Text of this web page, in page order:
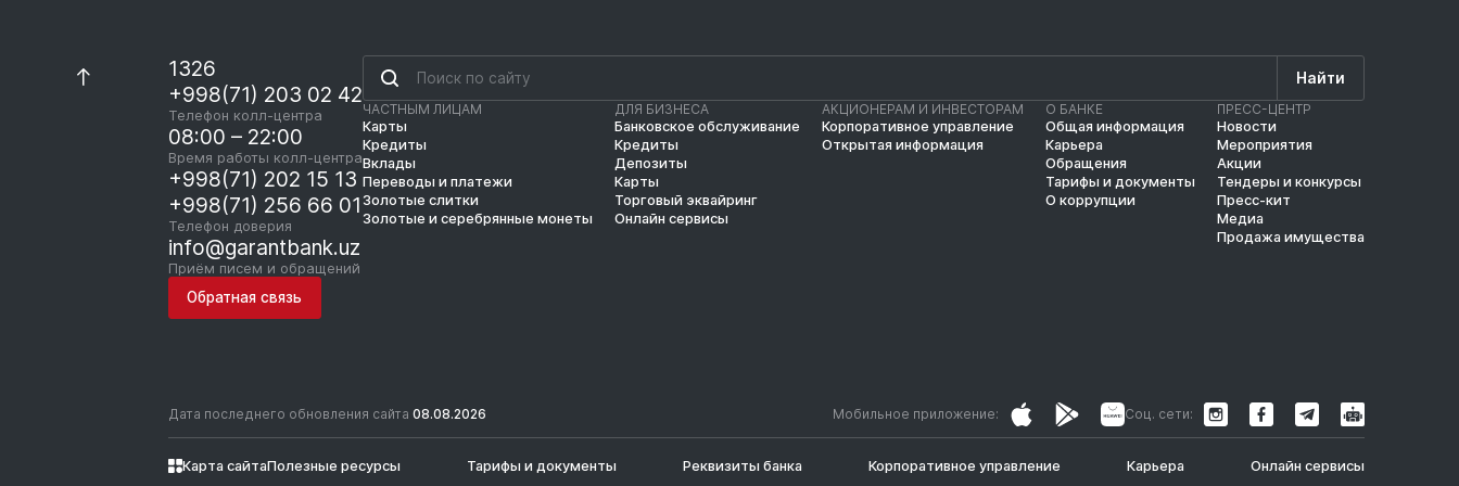
1326
+998(71) 203 02 42
Телефон колл-центра
08:00 – 22:00
Время работы колл-центра
+998(71) 202 15 13
+998(71) 256 66 01
Телефон доверия
info@garantbank.uz
Приём писем и обращений
Обратная связь
Найти
ЧАСТНЫМ ЛИЦАМ
Карты
Кредиты
Вклады
Переводы и платежи
Золотые слитки
Золотые и серебрянные монеты
ДЛЯ БИЗНЕСА
Банковское обслуживание
Кредиты
Депозиты
Карты
Торговый эквайринг
Онлайн сервисы
АКЦИОНЕРАМ И ИНВЕСТОРАМ
Корпоративное управление
Открытая информация
О БАНКЕ
Общая информация
Карьера
Обращения
Тарифы и документы
О коррупции
ПРЕСС-ЦЕНТР
Новости
Мероприятия
Акции
Тендеры и конкурсы
Пресс-кит
Медиа
Продажа имущества
Дата последнего обновления сайта 08.08.2026 Мобильное приложение: Соц. сети:
Карта сайтаПолезные ресурсы Тарифы и документы Реквизиты банка Корпоративное управление Карьера Онлайн сервисы